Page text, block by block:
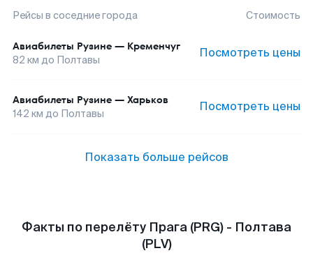
Рейсы в соседние города Стоимость
Авиабилеты Рузине — Кременчуг
82 км до Полтавы Посмотреть цены
Авиабилеты Рузине — Харьков
142 км до Полтавы Посмотреть цены
Показать больше рейсов
Факты по перелёту Прага (PRG) - Полтава
(PLV)